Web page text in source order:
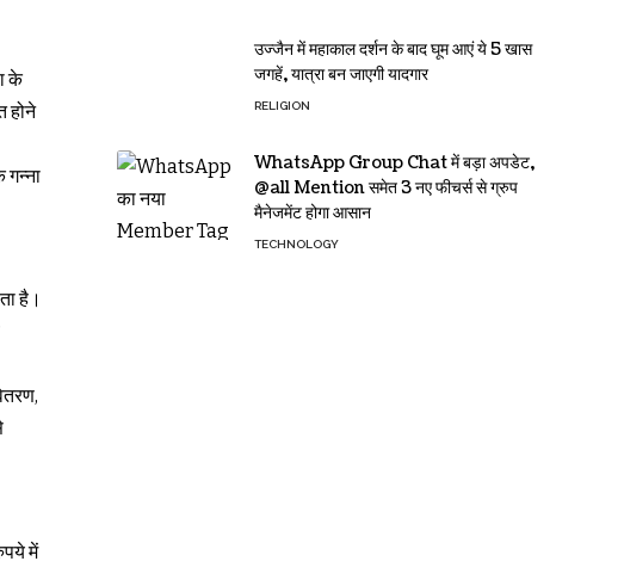
के
होने
गन्ना
है।
में
उज्जैन में महाकाल दर्शन के बाद घूम आएं ये 5 खास
जगहें, यात्रा बन जाएगी यादगार
RELIGION
WhatsApp Group Chat में बड़ा अपडेट,
@all Mention समेत 3 नए फीचर्स से ग्रुप
मैनेजमेंट होगा आसान
TECHNOLOGY